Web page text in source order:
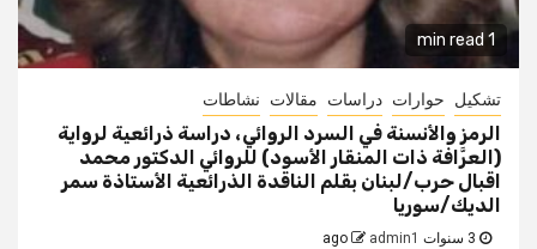
1 min read
تشكيل حوارات دراسات مقالات نشاطات
الرمز والأنسنة في السرد الروائي، دراسة ذرائعية لرواية
(العرَّافة ذات المنقار الأسود) للروائي الدكتور محمد
اقبال حرب/لبنان بقلم الناقدة الذرائعية الأستاذة سمر
الديك/سوريا
admin1